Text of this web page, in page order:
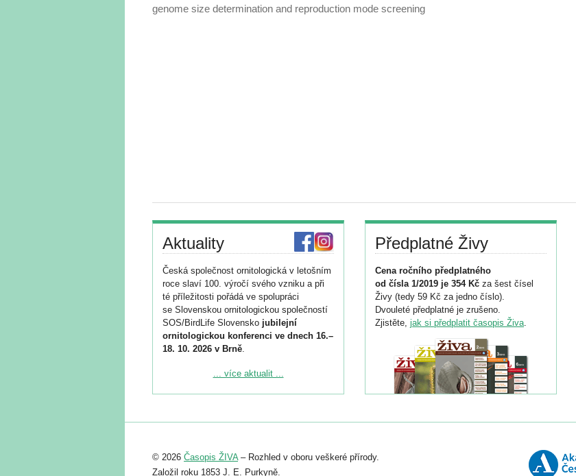
genome size determination and reproduction mode screening
Aktuality
Česká společnost ornitologická v letošním
roce slaví 100. výročí svého vzniku a při
té příležitosti pořádá ve spolupráci
se Slovenskou ornitologickou společností
SOS/BirdLife Slovensko jubilejní
ornitologickou konferenci ve dnech 16.–
18. 10. 2026 v Brně.
Podrobnější informace ke konferenci
Registrovat se můžete do 6. září.
abstraktu přihlášené přednášky nebo
posteru je už 30. června.
... více aktualit ...
Předplatné Živy
Cena ročního předplatného
od čísla 1/2019 je 354 Kč za šest čísel
Živy (tedy 59 Kč za jedno číslo).
Dvouleté předplatné je zrušeno.
Zjistěte, jak si předplatit časopis Živa.
© 2026 Časopis ŽIVA– Rozhled v oboru veškeré přírody.
Založil roku 1853 J. E. Purkyně.